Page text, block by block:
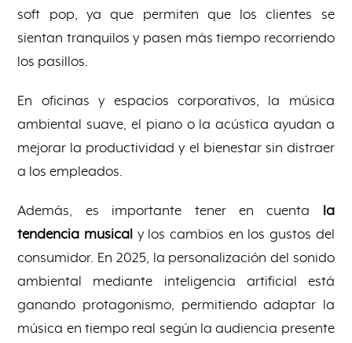
soft pop, ya que permiten que los clientes se
sientan tranquilos y pasen más tiempo recorriendo
los pasillos.
En oficinas y espacios corporativos, la música
ambiental suave, el piano o la acústica ayudan a
mejorar la productividad y el bienestar sin distraer
a los empleados.
Además, es importante tener en cuenta la
tendencia musical y los cambios en los gustos del
consumidor. En 2025, la personalización del sonido
ambiental mediante inteligencia artificial está
ganando protagonismo, permitiendo adaptar la
música en tiempo real según la audiencia presente